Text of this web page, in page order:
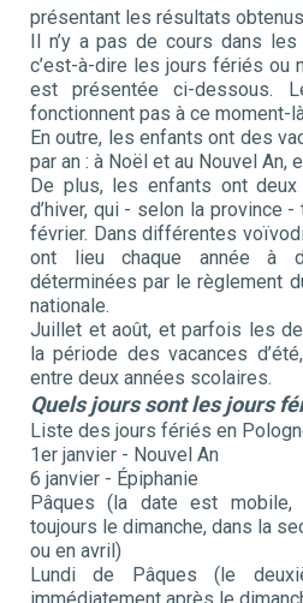
présentant les résultats
Il n’y a pas de cours dans
c’est-à-dire les jours fériés ou
est présentée ci-dessous.
fonctionnent pas à ce moment-
En outre, les enfants ont des
par an : à Noël et au Nouvel An,
De plus, les enfants ont deux
d’hiver, qui - selon la province
février. Dans différentes
ont lieu chaque année à
déterminées par le règlement
nationale.
Juillet et août, et parfois les
la période des vacances
entre deux années scolaires.
Quels jours sont les jours
Liste des jours fériés en
1er janvier - Nouvel An
6 janvier - Épiphanie
Pâques (la date est
toujours le dimanche, dans la
ou en avril)
Lundi de Pâques (le